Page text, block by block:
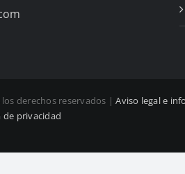
los derechos reservados |Aviso legal e
de privacidad